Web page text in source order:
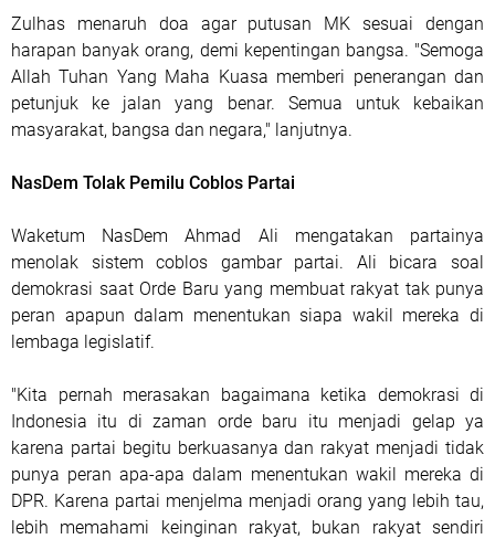
Zulhas menaruh doa agar putusan MK sesuai dengan
harapan banyak orang, demi kepentingan bangsa. "Semoga
Allah Tuhan Yang Maha Kuasa memberi penerangan dan
petunjuk ke jalan yang benar. Semua untuk kebaikan
masyarakat, bangsa dan negara," lanjutnya.
NasDem Tolak Pemilu Coblos Partai
Waketum NasDem Ahmad Ali mengatakan partainya
menolak sistem coblos gambar partai. Ali bicara soal
demokrasi saat Orde Baru yang membuat rakyat tak punya
peran apapun dalam menentukan siapa wakil mereka di
lembaga legislatif.
"Kita pernah merasakan bagaimana ketika demokrasi di
Indonesia itu di zaman orde baru itu menjadi gelap ya
karena partai begitu berkuasanya dan rakyat menjadi tidak
punya peran apa-apa dalam menentukan wakil mereka di
DPR. Karena partai menjelma menjadi orang yang lebih tau,
lebih memahami keinginan rakyat, bukan rakyat sendiri